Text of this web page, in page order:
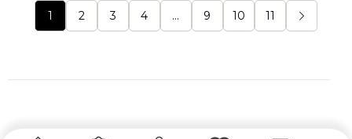
1 2 3 4 … 9 10 11